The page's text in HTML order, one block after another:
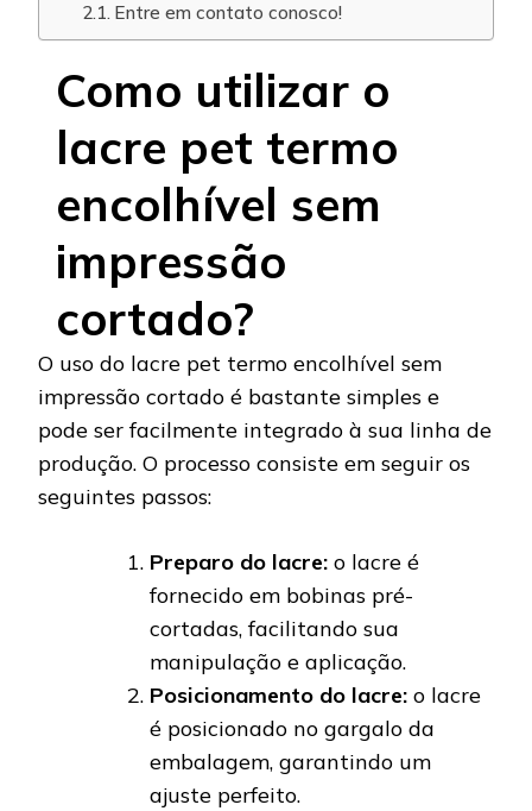
Entre em contato conosco!
Como utilizar o
lacre pet termo
encolhível sem
impressão
cortado?
O uso do lacre pet termo encolhível sem
impressão cortado é bastante simples e
pode ser facilmente integrado à sua linha de
produção. O processo consiste em seguir os
seguintes passos:
Preparo do lacre: o lacre é
fornecido em bobinas pré-
cortadas, facilitando sua
manipulação e aplicação.
Posicionamento do lacre: o lacre
é posicionado no gargalo da
embalagem, garantindo um
ajuste perfeito.